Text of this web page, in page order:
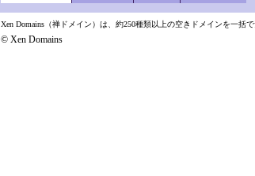
Xen Domains（禅ドメイン）は、約250種類以上の空きドメインを一括
© Xen Domains